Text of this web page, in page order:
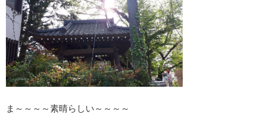
ま～～～～素晴らしい～～～～